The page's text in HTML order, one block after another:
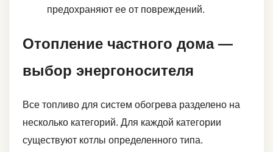
предохраняют ее от повреждений.
Отопление частного дома —
выбор энергоносителя
Все топливо для систем обогрева разделено на
несколько категорий. Для каждой категории
существуют котлы определенного типа.